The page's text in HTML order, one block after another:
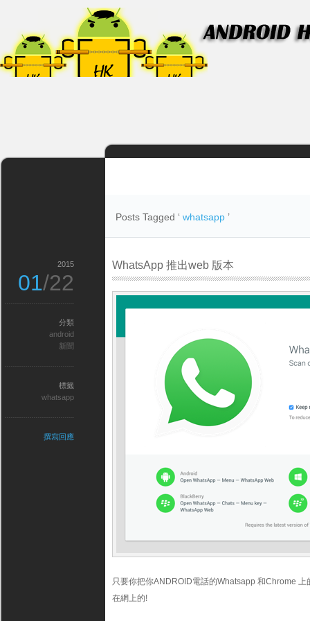
Posts Tagged ‘ whatsapp ’
WhatsApp 推出web 版本
只要你把你ANDROID電話的Whatsapp 和Chrome
在網上的!
2015
01/22
分類
android
新聞
標籤
whatsapp
撰寫回應